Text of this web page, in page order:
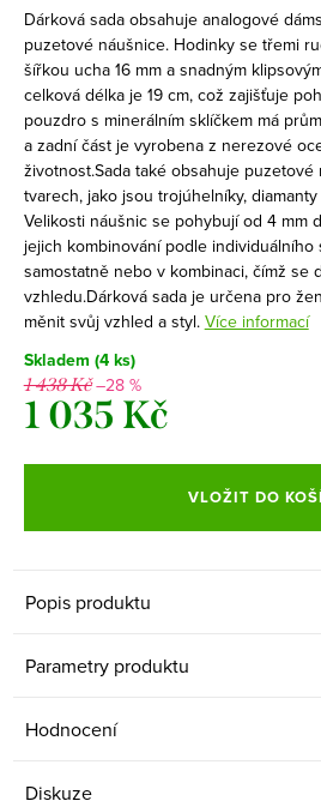
Dárková sada obsahuje analogové
puzetové náušnice. Hodinky se třemi
šířkou ucha 16 mm a snadným
celková délka je 19 cm, což zajišťuje
pouzdro s minerálním sklíčkem má
a zadní část je vyrobena z nerezové
životnost.Sada také obsahuje
tvarech, jako jsou trojúhelníky,
Velikosti náušnic se pohybují od 4 mm
jejich kombinování podle
samostatně nebo v kombinaci, čímž se
vzhledu.Dárková sada je určena pro
měnit svůj vzhled a styl. Více informací
Skladem (4 ks)
1 438 Kč–28 %
1 035 Kč
cena:
VLOŽIT DO
Popis produktu
Parametry produktu
Hodnocení
Diskuze